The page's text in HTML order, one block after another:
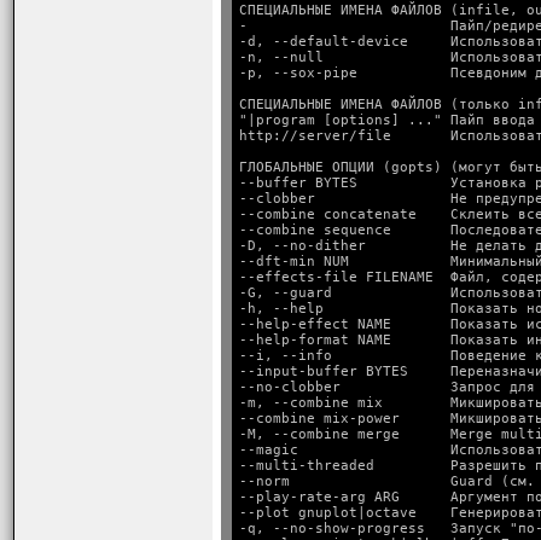
СПЕЦИАЛЬНЫЕ ИМЕНА ФАЙЛОВ (infile,
-                        Пайп/редирект
-d, --default-device     Использовать
-n, --null               Использовать
СПЕЦИАЛЬНЫЕ ИМЕНА ФАЙЛОВ (только
"|program [options] ..." Пайп ввода
ГЛОБАЛЬНЫЕ ОПЦИИ (gopts) (могут
--buffer BYTES           Установка
--clobber                Не
--combine concatenate    Склеить
--combine sequence
-D, --no-dither          Не делать
--dft-min NUM            Минимальный
--effects-file FILENAME  Файл,
-G, --guard              Использовать
-h, --help               Показать номер
--help-effect NAME       Показать
--help-format NAME       Показать
--i, --info              Поведение
--input-buffer BYTES
--no-clobber             Запрос для
-m, --combine mix        Микшировать
--combine mix-power
-M, --combine merge      Merge
--magic                  Использовать
--multi-threaded         Разрешить
--norm                   Guard (см. --
--play-rate-arg ARG      Аргумент
--plot gnuplot|octave    Генерировать
-q, --no-show-progress   Запуск "по-